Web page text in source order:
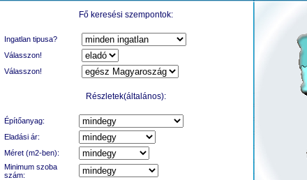
Fő keresési szempontok:
Ingatlan tipusa?
Válasszon!
Válasszon!
Részletek(általános):
Építőanyag:
Eladási ár:
Méret (m2-ben):
Minimum szoba
szám: